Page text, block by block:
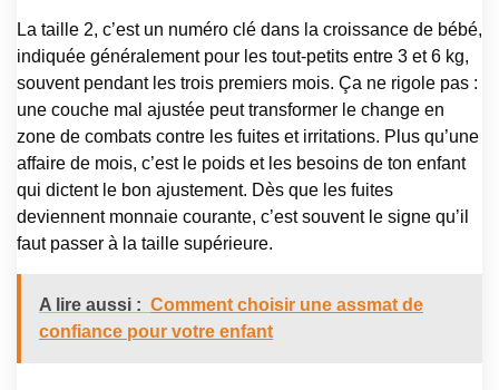
La taille 2, c’est un numéro clé dans la croissance de bébé,
indiquée généralement pour les tout-petits entre 3 et 6 kg,
souvent pendant les trois premiers mois. Ça ne rigole pas :
une couche mal ajustée peut transformer le change en
zone de combats contre les fuites et irritations. Plus qu’une
affaire de mois, c’est le poids et les besoins de ton enfant
qui dictent le bon ajustement. Dès que les fuites
deviennent monnaie courante, c’est souvent le signe qu’il
faut passer à la taille supérieure.
A lire aussi : Comment choisir une assmat de
confiance pour votre enfant